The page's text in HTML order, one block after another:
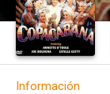
Información